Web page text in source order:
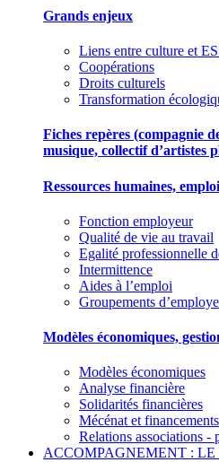
Grands enjeux
Liens entre culture et
Coopérations
Droits culturels
Transformation
Fiches repères (compagnie
musique, collectif d’artistes
Ressources humaines,
Fonction employeur
Qualité de vie au travail
Egalité professionnelle
Intermittence
Aides à l’emploi
Groupements
Modèles économiques,
Modèles économiques
Analyse financière
Solidarités financières
Mécénat et
Relations associations -
ACCOMPAGNEMENT :